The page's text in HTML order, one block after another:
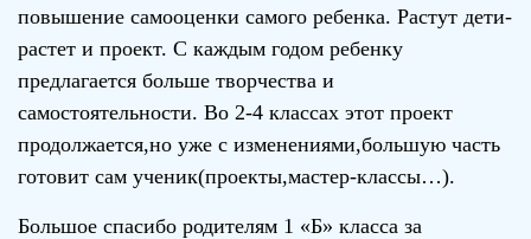
повышение самооценки самого ребенка. Растут дети-
растет и проект. С каждым годом ребенку
предлагается больше творчества и
самостоятельности. Во 2-4 классах этот проект
продолжается,но уже с изменениями,большую часть
готовит сам ученик(проекты,мастер-классы…).
Большое спасибо родителям 1 «Б» класса за